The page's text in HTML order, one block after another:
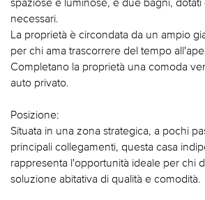
necessari.
La proprietà è circondata da un ampio
per chi ama trascorrere del tempo
Completano la proprietà una comoda
auto privato.
Posizione:
Situata in una zona strategica, a pochi
principali collegamenti, questa casa
rappresenta l'opportunità ideale per chi
soluzione abitativa di qualità e comodità.